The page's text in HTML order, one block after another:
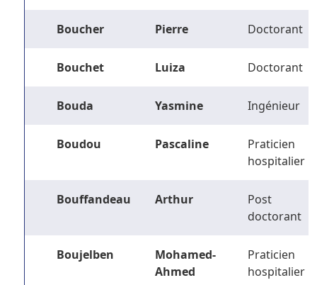
Boucher Pierre Doctorant
Bouchet Luiza Doctorant
Bouda Yasmine Ingénieur
Boudou Pascaline
Praticien
hospitalier
Bouffandeau Arthur
Post
doctorant
Boujelben
Mohamed-
Ahmed
Praticien
hospitalier